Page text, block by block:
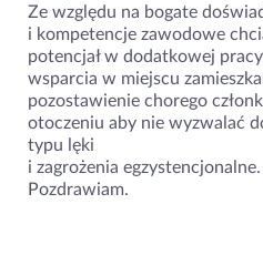
Ze względu na bogate
i kompetencje zawodowe
potencjał w dodatkowej
wsparcia w miejscu
pozostawienie chorego
otoczeniu aby nie wyzwalać
typu lęki
i zagrożenia egzystencjonalne.
Pozdrawiam.